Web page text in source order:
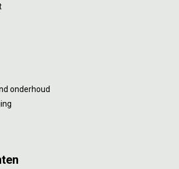
onderhoud